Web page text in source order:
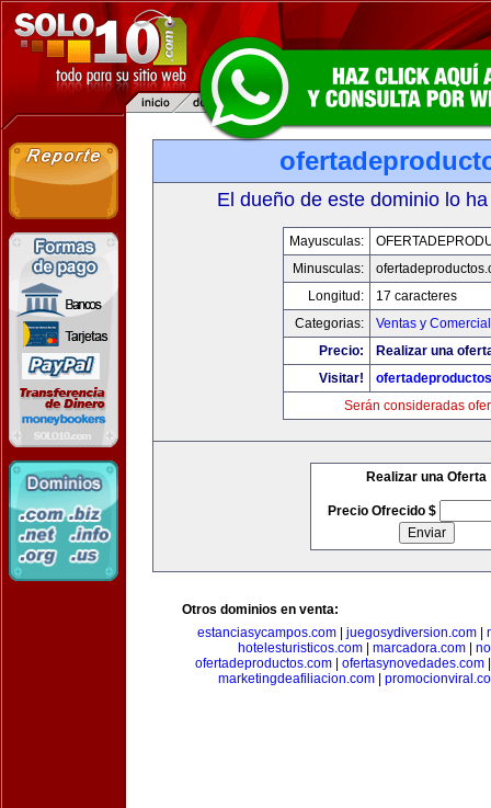
El dueño de este dominio lo
Mayusculas:
Minusculas:
Longitud:
17 caracteres
Categorias:
Ventas y
Precio:
Realizar una
Visitar!
Serán consideradas
Realizar una Oferta
Precio Ofrecido $
Otros dominios en venta:
estanciasycampos.com| juegosydiversion.com|
hotelesturisticos.com
marcadora.com
ofertadeproductos.com| ofertasynovedades.com
marketingdeafiliacion.com|